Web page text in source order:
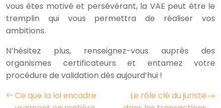
vous êtes motivé et persévérant, la VAE peut être le
tremplin qui vous permettra de réaliser vos
ambitions.
N’hésitez plus, renseignez-vous auprès des
organismes certificateurs et entamez votre
procédure de validation dès aujourd’hui !
Ce que la loi encadre
Le rôle clé du juriste